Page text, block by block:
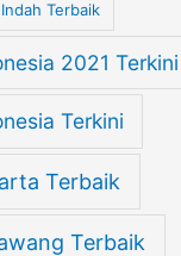
Terbaik
2021 Terkini
Terkini
Terbaik
Terbaik